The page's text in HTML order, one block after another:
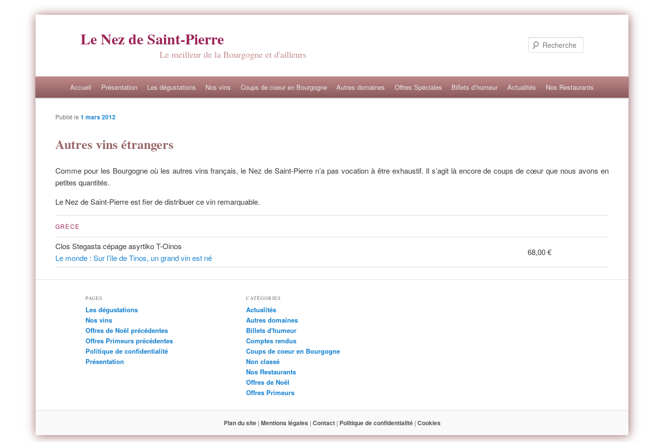
Le Nez de Saint-Pierre
Le meilleur de la Bourgogne et d'ailleurs
Menu principal
Aller au contenu principal
Aller au contenu secondaire
Accueil Présentation Les dégustations Nos vins Coups de coeur en Bourgogne Autres domaines Offres Spéciales Billets d’humeur Actualités Nos Restaurants
Autres vins étrangers
Publié le 1 mars 2012
Comme pour les Bourgogne où les autres vins français, le Nez de Saint-Pierre n’a pas vocation à être exhaustif. Il s’agit là encore de coups de cœur que nous avons en
petites quantités.
Le Nez de Saint-Pierre est fier de distribuer ce vin remarquable.
GRÈCE
Clos Stegasta cépage asyrtiko T-Oinos
Le monde : Sur l’île de Tinos, un grand vin est né
68,00 €
PAGES
Les dégustations
Nos vins
Offres de Noël précédentes
Offres Primeurs précédentes
Politique de confidentialité
Présentation
CATÉGORIES
Actualités
Autres domaines
Billets d'humeur
Comptes rendus
Coups de coeur en Bourgogne
Non classé
Nos Restaurants
Offres de Noël
Offres Primeurs
Plan du site| Mentions légales | Contact| Politique de confidentialité| Cookies